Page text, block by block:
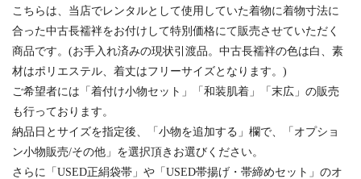
こちらは、当店でレンタルとして使用していた着物に着物寸法に
合った中古長襦袢をお付けして特別価格にて販売させていただく
商品です。(お手入れ済みの現状引渡品。中古長襦袢の色は白、素
材はポリエステル、着丈はフリーサイズとなります。)
ご希望者には「着付け小物セット」「和装肌着」「末広」の販売
も行っております。
納品日とサイズを指定後、「小物を追加する」欄で、「オプショ
ン小物販売/その他」を選択頂きお選びください。
さらに「USED正絹袋帯」や「USED帯揚げ・帯締めセット」のオ